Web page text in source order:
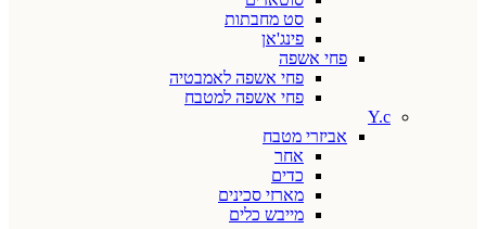
סט מחבתות
פינג'אן
פחי אשפה
פחי אשפה לאמבטיה
פחי אשפה למטבח
Y.c
אביזרי מטבח
אחר
כדים
מארזי סכינים
מייבש כלים